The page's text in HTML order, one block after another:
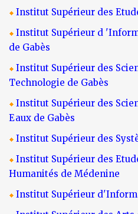
Institut Supérieur des
Institut Supérieur d
de Gabès
Institut Supérieur des
Technologie de Gabès
Institut Supérieur des
Eaux de Gabès
Institut Supérieur des
Institut Supérieur des
Humanités de Médenine
Institut Supérieur